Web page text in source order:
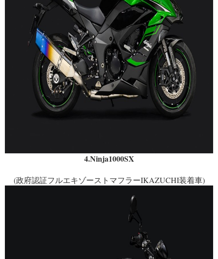
4.Ninja1000SX
(政府認証フルエキゾーストマフラーIKAZUCHI装着車)